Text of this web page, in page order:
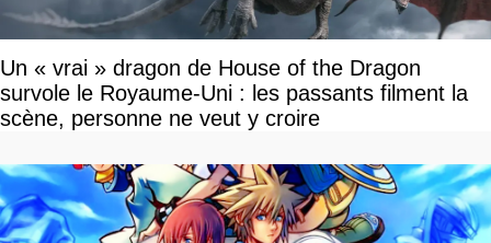
Un « vrai » dragon de House of the Dragon
survole le Royaume-Uni : les passants filment la
scène, personne ne veut y croire